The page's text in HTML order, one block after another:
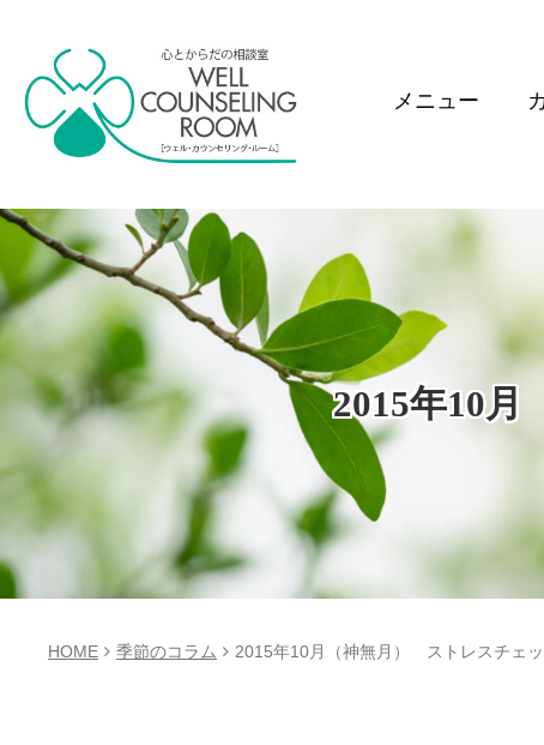
メニュー
2015年10
HOME 季節のコラム 2015年10月（神無月） ストレスチェッ